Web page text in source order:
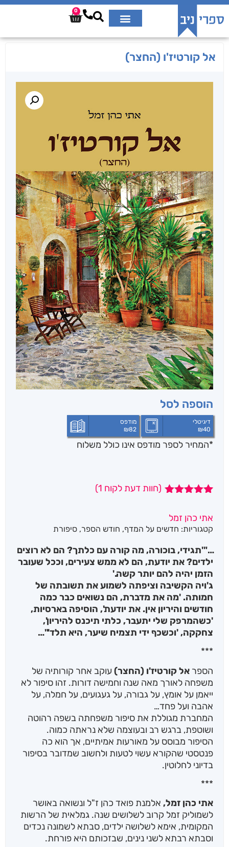
0
אל קורטיז'ו (החצר)
הוספה לסל
דיגיטלי
₪40
מודפס
₪82
*המחיר לספר מודפס אינו כולל משלוח
מבוסס על
דירוגים של
(חוות דעת לקוח 1
)
אתי כהן זמל
קטגוריות: חדשים על המדף, חודש הספר, סיפורת
…"'תגידי, בוכורה, מה קורה עם כלתך? הם לא רוצים
ילדים? את יודעת, הם לא ממש צעירים, וככל שעובר
הזמן יהיה להם יותר קשה.'
ג'ויה הקשיבה וציפתה לשמוע את תשובתה של
חמותה. 'מה את מדברת, הם נשואים כבר כמה
חודשים והיריון אין. את יודעת', הוסיפה בארסיות,
'כשהמרפק שלי יתעבר, כלתי תיכנס להיריון',
צחקקה, 'וכשכף ידי תצמיח שיער, היא תלד'"…
***
הספר אל קורטיז'ו (החצר)עוקב אחר קורותיה של
משפחה לאורך מאה שנה וחמישה דורות. זהו סיפור לא
ייאמן על אומץ, על גבורה, על געגועים, על חמלה, על
אהבה ועל פחד…
המחברת מגוללת את סיפור משפחתה בשפה רהוטה
ושוטפת, ברגש רב ובעוצמה שלא נראתה כמוה.
הסיפור מבוסס על מאורעות אמיתיים, אך הוא כה
פנטסטי שהקורא עשוי לטעות ולחשוב שמדובר בסיפור
בדיוני לחלוטין.
***
אתי כהן זמל, אלמנת פואד כהן ז"ל ונשואה באושר
לשמוליק זמל קרוב לשלושים שנה. גמלאית של הרשות
המקומית, אימא לשלושה ילדים, סבתא לשמונה נכדים
וסבתא רבתא לשני נינים, שבזכותם היא פורחת.